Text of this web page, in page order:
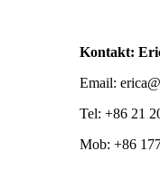
Kontakt:
Email:
Tel: +86 21
Mob: +86